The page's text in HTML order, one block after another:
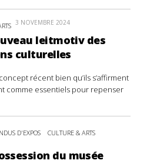
3 NOVEMBRE 2024
leitmotiv des
culturelles
récent bien qu’ils s’affirment
comme essentiels pour repenser
D'EXPOS CULTURE & ARTS
du musée